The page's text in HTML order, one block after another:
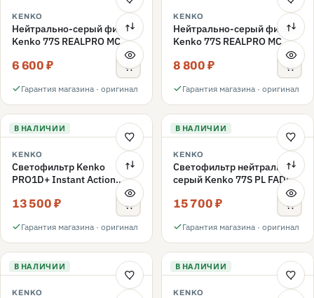
KENKO
Нейтрально-серый фильтр
Kenko 77S REALPRO MC
6 600 ₽
Гарантия магазина · оригинал
KENKO
Нейтрально-серый фильтр
Kenko 77S REALPRO MC
8 800 ₽
Гарантия магазина · оригинал
В НАЛИЧИИ
KENKO
Светофильтр Kenko
PRO1D+ Instant Action
Variable NDX3-450+C-PL
переменной плотности
13 500 ₽
Гарантия магазина · оригинал
В НАЛИЧИИ
KENKO
Светофильтр нейтрально-
серый Kenko 77S PL FADER
с переменной плотностью
ND3-ND400 77mm
15 700 ₽
Гарантия магазина · оригинал
В НАЛИЧИИ
KENKO
В НАЛИЧИИ
KENKO